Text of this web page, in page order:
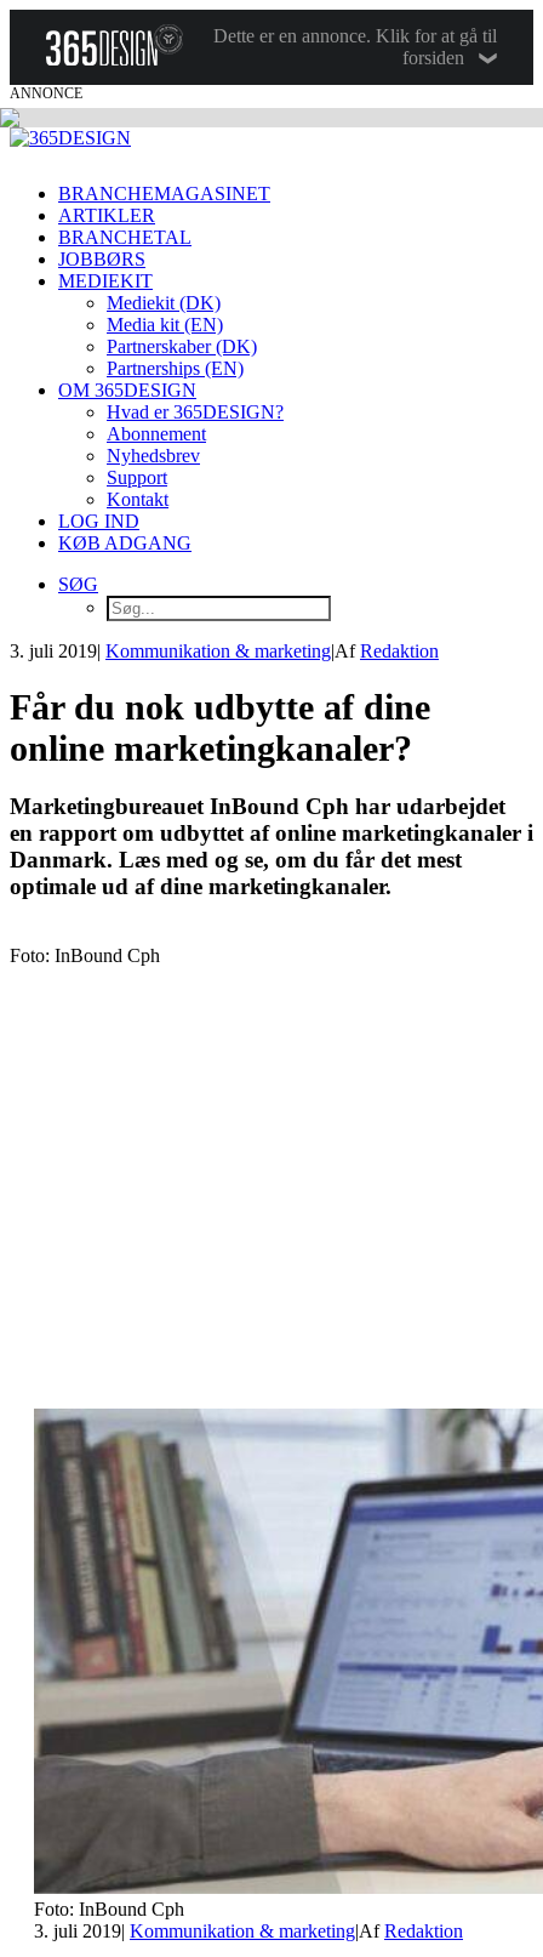
Dette er en annonce. Klik for at gå til
forsiden
ANNONCE
BRANCHEMAGASINET
ARTIKLER
BRANCHETAL
JOBBØRS
MEDIEKIT
Mediekit (DK)
Media kit (EN)
Partnerskaber (DK)
Partnerships (EN)
OM 365DESIGN
Hvad er 365DESIGN?
Abonnement
Nyhedsbrev
Support
Kontakt
LOG IND
KØB ADGANG
SØG
3. juli 2019| Kommunikation & marketing|AfRedaktion
Får du nok udbytte af dine
online marketingkanaler?
Marketingbureauet InBound Cph har udarbejdet
en rapport om udbyttet af online marketingkanaler i
Danmark. Læs med og se, om du får det mest
optimale ud af dine marketingkanaler.
Foto: InBound Cph
Foto: InBound Cph
3. juli 2019| Kommunikation & marketing|AfRedaktion